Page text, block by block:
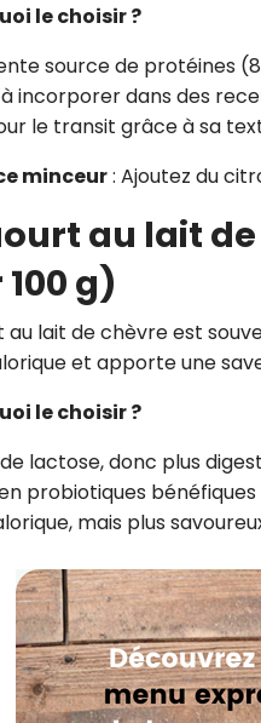
le choisir ?
source de protéines
incorporer dans des
le transit grâce à sa
minceur: Ajoutez du
au lait
g)
au lait de chèvre est
et apporte une
le choisir ?
lactose, donc plus
probiotiques
mais plus